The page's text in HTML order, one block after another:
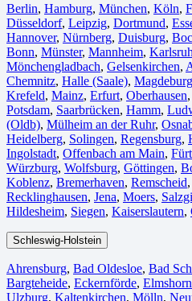
Berlin⁠, Hamburg, München, Köln⁠,
Düsseldorf, Leipzig, Dortmund,
Hannover, Nürnberg, Duisburg⁠,
Bonn⁠, Münster⁠, Mannheim,
Mönchengladbach⁠, Gelsenkirchen⁠,
Chemnitz⁠, Halle (Saale)⁠, Magdeburg
Krefeld⁠, Mainz⁠, Erfurt, Oberhausen⁠,
Potsdam, Saarbrücken⁠, Hamm,
(Oldb), Mülheim an der Ruhr,
Heidelberg, Solingen, Regensburg,
Ingolstadt, Offenbach am Main,
Würzburg, Wolfsburg⁠, Göttingen,
Koblenz, Bremerhaven⁠, Remscheid,
Recklinghausen, Jena⁠, Moers⁠,
Hildesheim⁠, Siegen⁠, Kaiserslautern⁠,
Schleswig-Holstein
Ahrensburg, Bad Oldesloe, Bad
Bargteheide, Eckernförde, Elmshorn
Ulzburg, Kaltenkirchen, Mölln,